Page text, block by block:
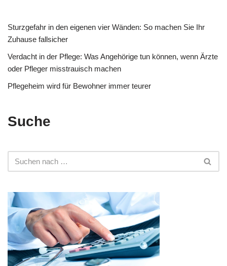
Sturzgefahr in den eigenen vier Wänden: So machen Sie Ihr
Zuhause fallsicher
Verdacht in der Pflege: Was Angehörige tun können, wenn Ärzte
oder Pfleger misstrauisch machen
Pflegeheim wird für Bewohner immer teurer
Suche